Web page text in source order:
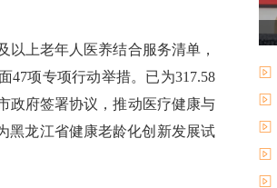
上老年人医养结合服务清单，
47项专项行动举措。已为317.58
政府签署协议，推动医疗健康与
黑龙江省健康老龄化创新发展试